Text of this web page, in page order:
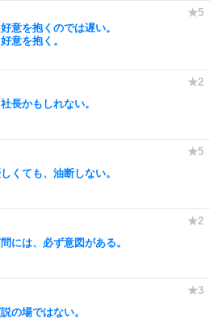
意を抱くのでは遅い。
意を抱く。
長かもしれない。
くても、油断しない。
には、必ず意図がある。
の場ではない。